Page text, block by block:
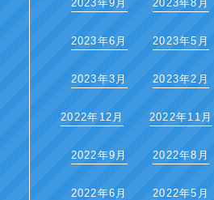
2023年9月 2023年8月
2023年6月 2023年5月
2023年3月 2023年2月
2022年12月 2022年11月
2022年9月 2022年8月
2022年6月 2022年5月